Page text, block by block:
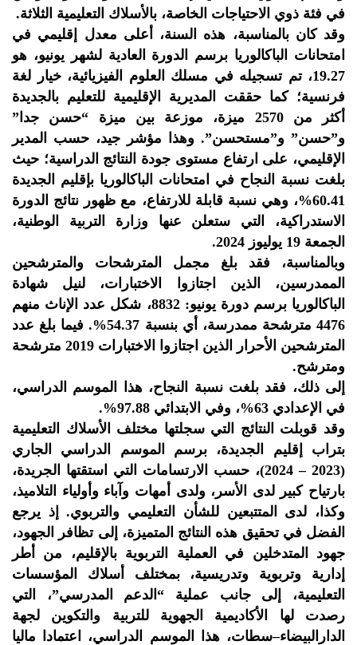
في فئة ذوي الاحتياجات الخاصة، بالأسلاك التعليمية الثلاثة.
وقد كان بالمناسبة، هذه السنة، أعلى معدل إقليمي في
امتحانات الباكالوريا برسم الدورة العادية لشهر يونيو، هو
19.27، تم تسجيله في مسلك العلوم الفيزيائية، خيار لغة
فرنسية؛ كما حققت المديرية الإقليمية للتعليم بالجديدة
أكثر من 2570 ميزة، موزعة بين ميزة “حسن جدا”
و”حسن” و”مستحسن”. وهذا مؤشر جيد، حسب المدير
الإقليمي، على ارتفاع مستوى جودة النتائج الدراسية؛ حيث
بلغت نسبة النجاح في امتحانات الباكالوريا بإقليم الجديدة
60.41%، وهي نسبة قابلة للارتفاع، مع ظهور نتائج الدورة
الاستدراكية، التي ستعلن عنها وزارة التربية الوطنية،
الجمعة 19 يوليوز 2024.
وبالمناسبة، فقد بلغ مجمل المترشحات والمترشحين
الممدرسين، الذين اجتازوا الاختبارات، لنيل شهادة
الباكالوريا برسم دورة يونيو: 8832، شكل عدد الإناث منهم
4476 مترشحة ممدرسة، أي بنسبة 54.37%. فيما بلغ عدد
المترشحين الأحرار الذين اجتازوا الاختبارات 2019 مترشحة
ومترشح.
إلى ذلك، فقد بلغت نسبة النجاح، هذا الموسم الدراسي،
في الإعدادي 63%، وفي الابتدائي 97.88%.
وقد قوبلت النتائج التي سجلتها مختلف الأسلاك التعليمية
بتراب إقليم الجديدة، برسم الموسم الدراسي الجاري
(2023 – 2024)، حسب الارتسامات التي استقتها الجريدة،
بارتياح كبير لدى الأسر، ولدى أمهات وآباء وأولياء التلاميذ،
وكذا، لدى المتتبعين للشأن التعليمي والتربوي. إذ يرجع
الفضل في تحقيق هذه النتائج المتميزة، إلى تظافر الجهود،
جهود المتدخلين في العملية التربوية بالإقليم، من أطر
إدارية وتربوية وتدريسية، بمختلف أسلاك المؤسسات
التعليمية، إلى جانب عملية “الدعم المدرسي”، التي
رصدت لها الأكاديمية الجهوية للتربية والتكوين لجهة
الدارالبيضاء–سطات، هذا الموسم الدراسي، اعتمادا ماليا